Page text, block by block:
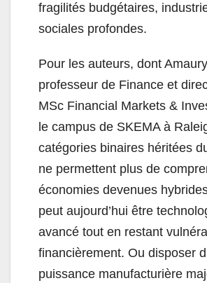
fragilités budgétaires,
sociales profondes.
Pour les auteurs, dont
professeur de Finance et
MSc Financial Markets &
le campus de SKEMA à
catégories binaires héritées
ne permettent plus de
économies devenues
peut aujourd’hui être
avancé tout en restant
financièrement. Ou disposer
puissance manufacturière